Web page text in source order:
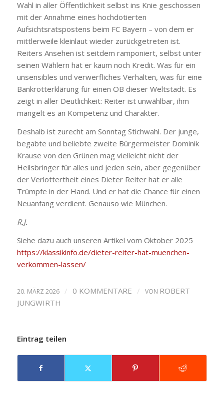
Wahl in aller Öffentlichkeit selbst ins Knie geschossen
mit der Annahme eines hochdotierten
Aufsichtsratspostens beim FC Bayern – von dem er
mittlerweile kleinlaut wieder zurückgetreten ist.
Reiters Ansehen ist seitdem ramponiert, selbst unter
seinen Wählern hat er kaum noch Kredit. Was für ein
unsensibles und verwerfliches Verhalten, was für eine
Bankrotterklärung für einen OB dieser Weltstadt. Es
zeigt in aller Deutlichkeit: Reiter ist unwählbar, ihm
mangelt es an Kompetenz und Charakter.
Deshalb ist zurecht am Sonntag Stichwahl. Der junge,
begabte und beliebte zweite Bürgermeister Dominik
Krause von den Grünen mag vielleicht nicht der
Heilsbringer für alles und jeden sein, aber gegenüber
der Verlottertheit eines Dieter Reiter hat er alle
Trümpfe in der Hand. Und er hat die Chance für einen
Neuanfang verdient. Genauso wie München.
R.J.
Siehe dazu auch unseren Artikel vom Oktober 2025
https://klassikinfo.de/dieter-reiter-hat-muenchen-
verkommen-lassen/
20. MÄRZ 2026 / 0 KOMMENTARE / VON ROBERT
JUNGWIRTH
Eintrag teilen